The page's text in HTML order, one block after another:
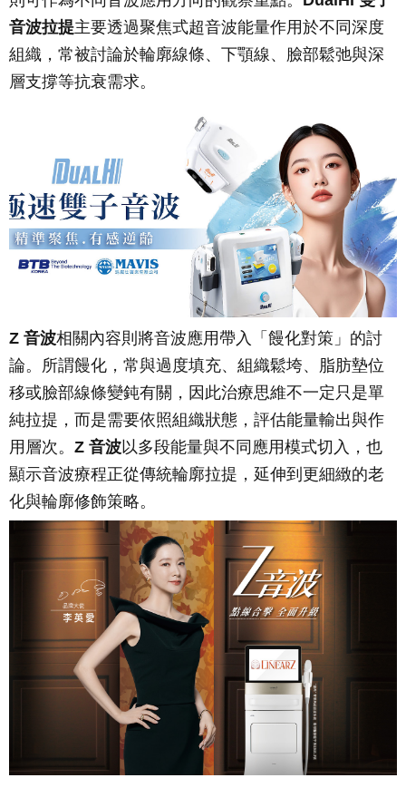
音波拉提主要透過聚焦式超音波能量作用於不同深度
組織，常被討論於輪廓線條、下顎線、臉部鬆弛與深
層支撐等抗衰需求。
Z 音波相關內容則將音波應用帶入「饅化對策」的討
論。所謂饅化，常與過度填充、組織鬆垮、脂肪墊位
移或臉部線條變鈍有關，因此治療思維不一定只是單
純拉提，而是需要依照組織狀態，評估能量輸出與作
用層次。 Z 音波以多段能量與不同應用模式切入，也
顯示音波療程正從傳統輪廓拉提，延伸到更細緻的老
化與輪廓修飾策略。